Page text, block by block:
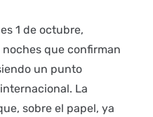
1 de octubre,
que confirman
un punto
La
sobre el papel, ya